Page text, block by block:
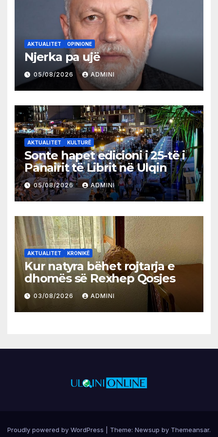
AKTUALITET OPINIONE
Njerka pa ujë
05/08/2026 ADMINI
AKTUALITET KULTURË
Sonte hapet edicioni i 25-të i
Panairit të Librit në Ulqin
05/08/2026 ADMINI
AKTUALITET KRONIKË
Kur natyra bëhet rojtarja e
dhomës së Rexhep Qosjes
03/08/2026 ADMINI
Proudly powered by WordPress Theme: Newsup by Themeansar.